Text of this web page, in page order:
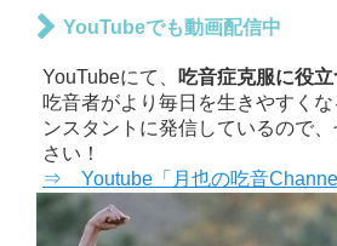
YouTubeでも動画配信中
YouTubeにて、 吃音症克服に役
吃音者がより毎日を生きやすく
ンスタントに発信しているので
さい！
⇒ Youtube「月也の吃音